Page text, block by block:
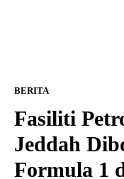
BERITA
Fasiliti
Jeddah
Formula 1